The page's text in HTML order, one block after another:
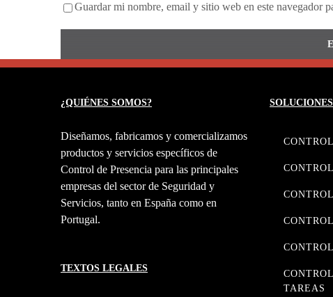
Guardar mi nombre, email y sitio web en este navegador
¿QUIÉNES SOMOS?
Diseñamos, fabricamos y comercializamos
productos y servicios específicos de
Control de Presencia para las principales
empresas del sector de Seguridad y
Servicios, tanto en España como en
Portugal.
TEXTOS LEGALES
TAREAS